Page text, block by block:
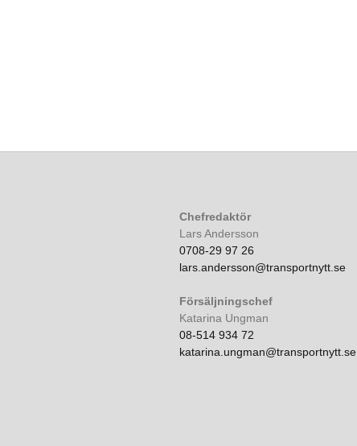
Chefredaktör
Lars Andersson
0708-29 97 26
lars.andersson@transportnytt.se
Försäljningschef
Katarina Ungman
08-514 934 72
katarina.ungman@transportnytt.se